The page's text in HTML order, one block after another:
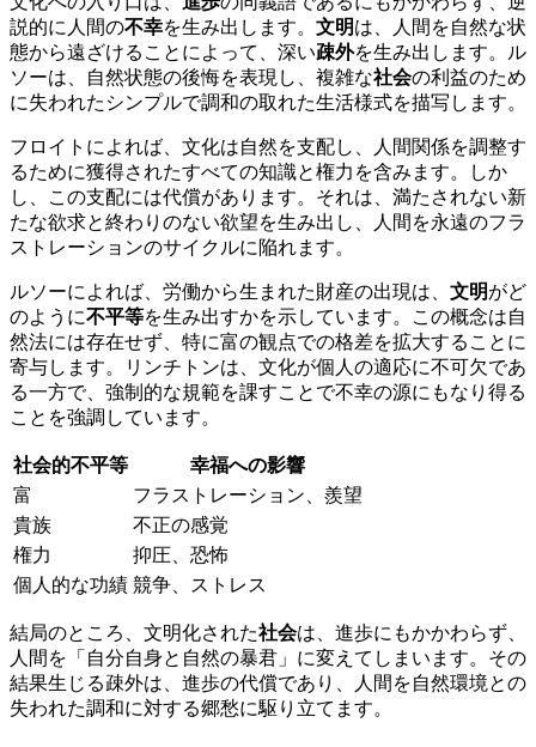
説的に人間の不幸を生み出します。 文明は、人間を自然な状
態から遠ざけることによって、深い疎外を生み出します。ル
ソーは、自然状態の後悔を表現し、複雑な社会の利益のため
に失われたシンプルで調和の取れた生活様式を描写します。
フロイトによれば、文化は自然を支配し、人間関係を調整す
るために獲得されたすべての知識と権力を含みます。しか
し、この支配には代償があります。それは、満たされない新
たな欲求と終わりのない欲望を生み出し、人間を永遠のフラ
ストレーションのサイクルに陥れます。
ルソーによれば、労働から生まれた財産の出現は、 文明がど
のように不平等を生み出すかを示しています。この概念は自
然法には存在せず、特に富の観点での格差を拡大することに
寄与します。リンチトンは、文化が個人の適応に不可欠であ
る一方で、強制的な規範を課すことで不幸の源にもなり得る
ことを強調しています。
社会的不平等
幸福への影響
富
フラストレーション、羨望
貴族
不正の感覚
権力
抑圧、恐怖
個人的な功績 競争、ストレス
結局のところ、文明化された社会は、進歩にもかかわらず、
人間を「自分自身と自然の暴君」に変えてしまいます。その
結果生じる疎外は、進歩の代償であり、人間を自然環境との
失われた調和に対する郷愁に駆り立てます。